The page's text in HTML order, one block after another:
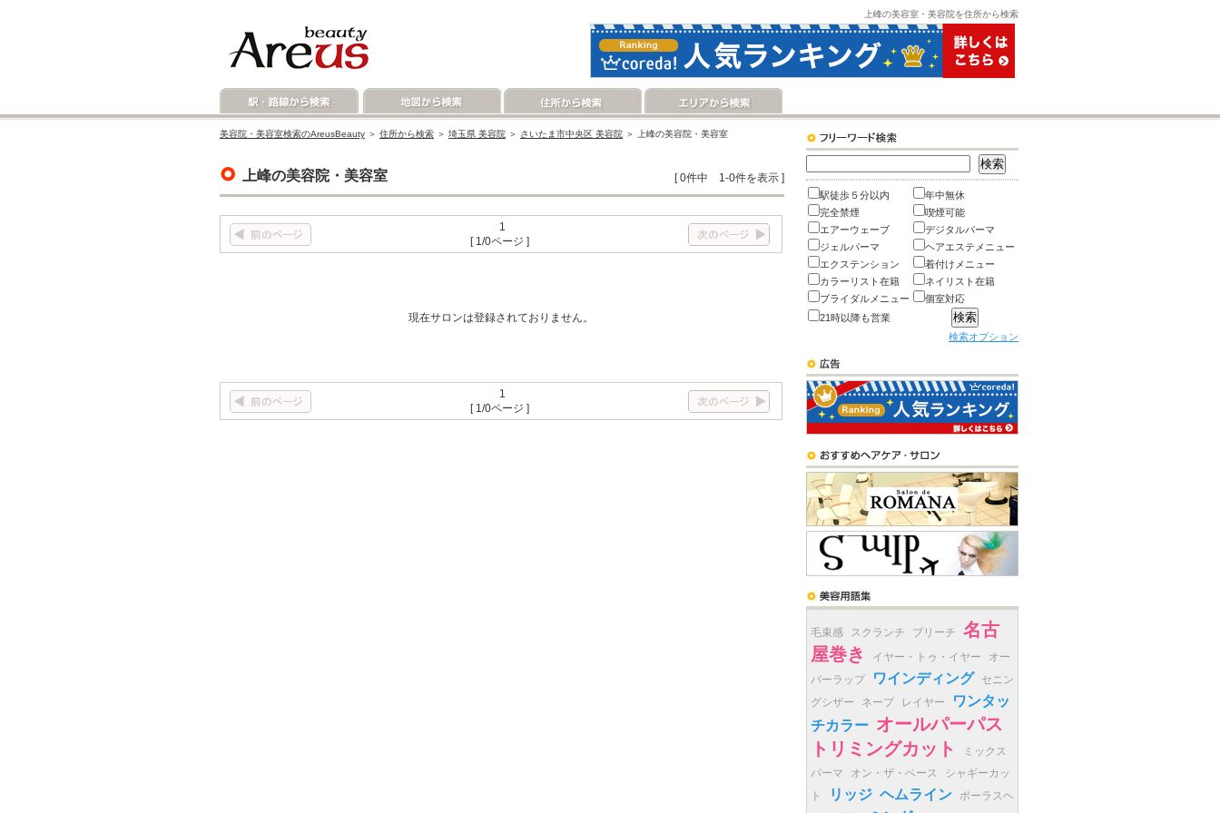
上峰の美容室・美容院を住所から検索
美容院・美容室検索のAreusBeauty ＞ 住所から検索 ＞ 埼玉県 美容院 ＞ さいたま市中央区 美容院 ＞ 上峰の美容院・美容室
上峰の美容院・美容室 [ 0件中 1-0件を表示 ]
1
[ 1/0ページ ]
現在サロンは登録されておりません。
1
[ 1/0ページ ]
駅徒歩５分以内
年中無休
完全禁煙
喫煙可能
エアーウェーブ
デジタルパーマ
ジェルパーマ
ヘアエステメニュー
エクステンション
着付けメニュー
カラーリスト在籍
ネイリスト在籍
ブライダルメニュー
個室対応
21時以降も営業
検索オプション
毛束感 スクランチ ブリーチ
名古
屋巻き
イヤー・トゥ・イヤー
オー
バーラップ
ワインディング
セニン
グシザー
ネープ レイヤー
ワンタッ
チカラー オールパーパス
トリミングカット
ミックス
パーマ
オン・ザ・ベース
シャギーカッ
ト
リッジ ヘムライン
ポーラスヘ